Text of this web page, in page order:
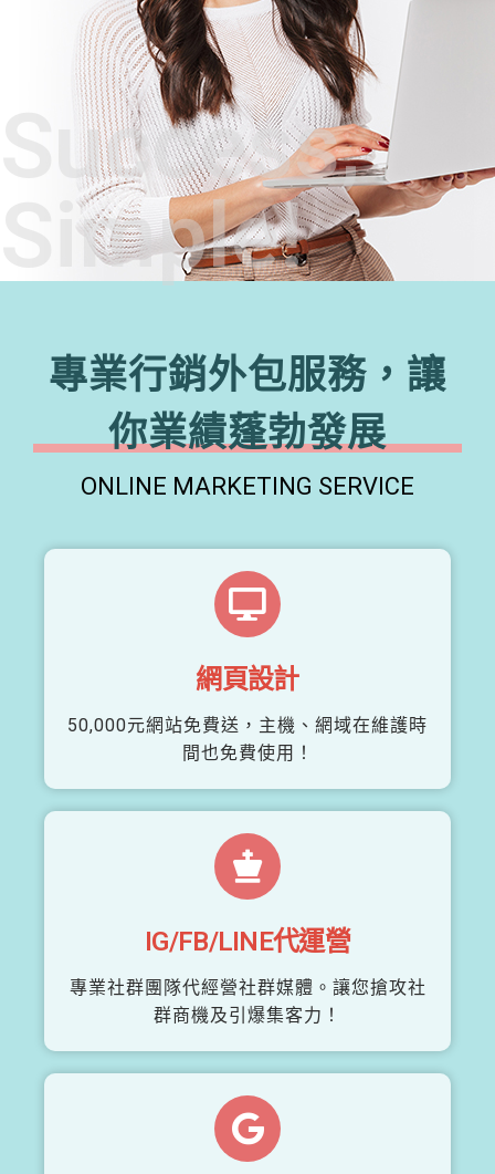
Success,
Simple!
專業行銷外包服務，讓
你業績蓬勃發展
ONLINE MARKETING SERVICE
網頁設計
50,000元網站免費送，主機、網域在維護時
間也免費使用！
IG/FB/LINE代運營
專業社群團隊代經營社群媒體。讓您搶攻社
群商機及引爆集客力！